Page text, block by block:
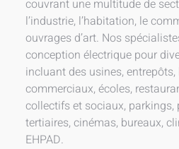
couvrant une multitude de
l’industrie, l’habitation, le
ouvrages d’art. Nos
conception électrique pour
incluant des usines,
commerciaux, écoles,
collectifs et sociaux, parkings,
tertiaires, cinémas, bureaux,
EHPAD.